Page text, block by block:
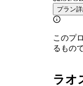
プラン
このプ
るもの
ラオ